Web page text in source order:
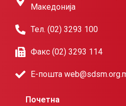
Македонија
Тел. (02) 3293 100
Факс (02) 3293 114
Е-пошта
Почетна